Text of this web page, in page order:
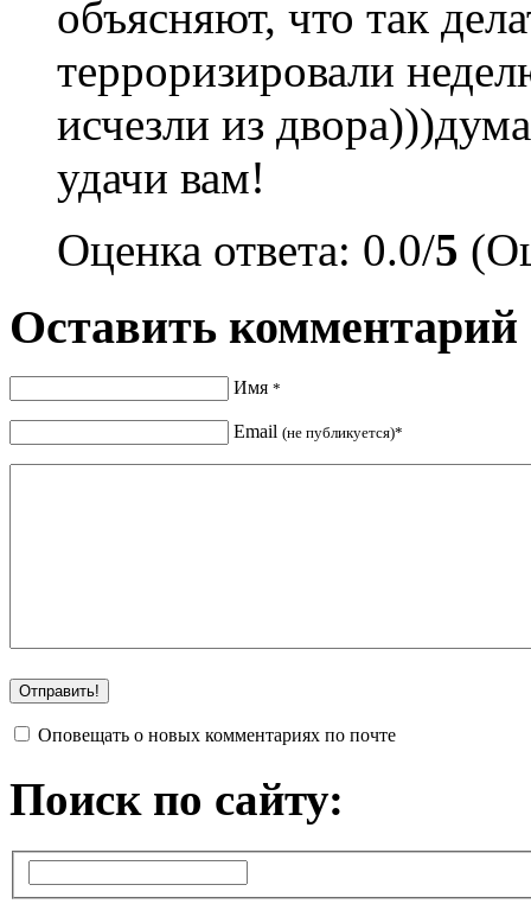
объясняют, что так
терроризировали
исчезли из
удачи вам!
Оценка ответа: 0.0/5
Оставить комментарий
Имя *
Email (не публикуется)*
Оповещать о новых комментариях по почте
Поиск по сайту: